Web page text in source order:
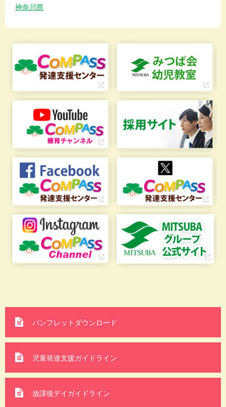
神奈川県
パンフレットダウンロード
児童発達支援ガイドライン
放課後デイガイドライン